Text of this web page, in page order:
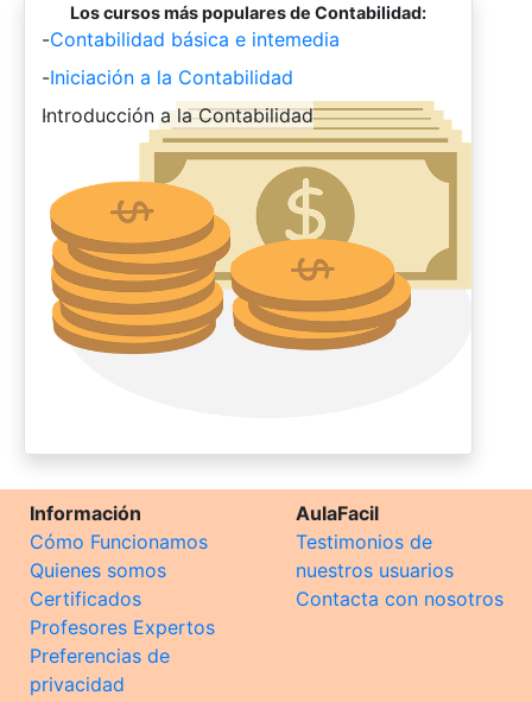
Los cursos más populares de Contabilidad:
-Contabilidad básica e intemedia
-Iniciación a la Contabilidad
-
Introducción a la Contabilidad
Información
Cómo Funcionamos
Quienes somos
Certificados
Profesores Expertos
Preferencias de
privacidad
AulaFacil
Testimonios de
nuestros usuarios
Contacta con nosotros